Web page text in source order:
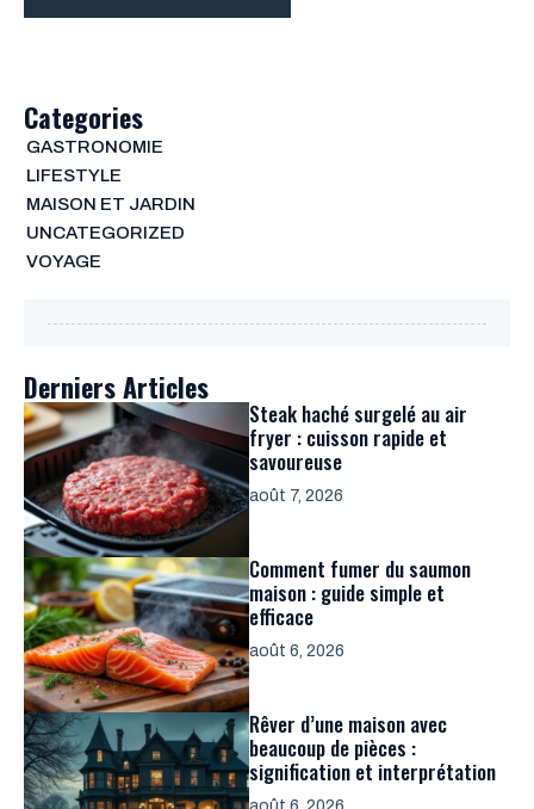
Categories
GASTRONOMIE
LIFESTYLE
MAISON ET JARDIN
UNCATEGORIZED
VOYAGE
Derniers Articles
Steak haché surgelé au air
fryer : cuisson rapide et
savoureuse
août 7, 2026
Comment fumer du saumon
maison : guide simple et
efficace
août 6, 2026
Rêver d’une maison avec
beaucoup de pièces :
signification et interprétation